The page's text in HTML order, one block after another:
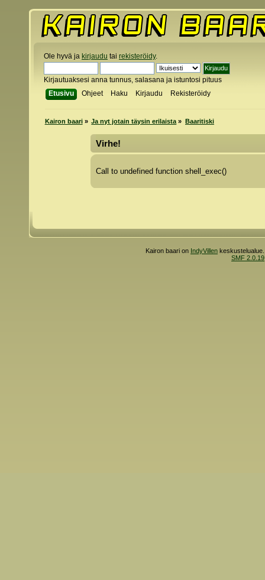
Ole hyvä ja kirjaudu tai rekisteröidy.
Kirjautuaksesi anna tunnus, salasana ja istuntosi pituus
Etusivu
Ohjeet Haku Kirjaudu Rekisteröidy
Kairon baari» Ja nyt jotain täysin erilaista » Baaritiski
Virhe!
Call to undefined function shell_exec()
Kairon baari on IndyVillen
SMF 2.0.19